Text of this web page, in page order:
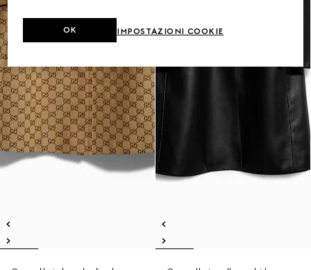
IMPOSTAZIONI COOKIE
OK